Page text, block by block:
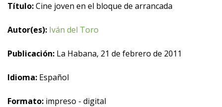
Título:Cine joven en el bloque de arrancada
Autor(es): Iván del Toro
Publicación: La Habana, 21 de febrero de 2011
Idioma: Español
Formato: impreso - digital